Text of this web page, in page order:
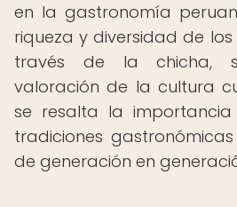
en la gastronomía
riqueza y diversidad de los
través de la chicha,
valoración de la cultura
se resalta la
tradiciones
de generación en